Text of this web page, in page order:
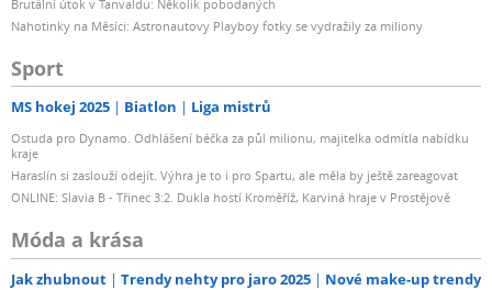
Brutální útok v Tanvaldu: Několik pobodaných
Nahotinky na Měsíci: Astronautovy Playboy fotky se vydražily za miliony
Sport
MS hokej 2025 Biatlon Liga mistrů
Ostuda pro Dynamo. Odhlášení béčka za půl milionu, majitelka odmítla nabídku
kraje
Haraslín si zaslouží odejít. Výhra je to i pro Spartu, ale měla by ještě zareagovat
ONLINE: Slavia B - Třinec 3:2. Dukla hostí Kroměříž, Karviná hraje v Prostějově
Móda a krása
Jak zhubnout Trendy nehty pro jaro 2025 Nové make-up trendy